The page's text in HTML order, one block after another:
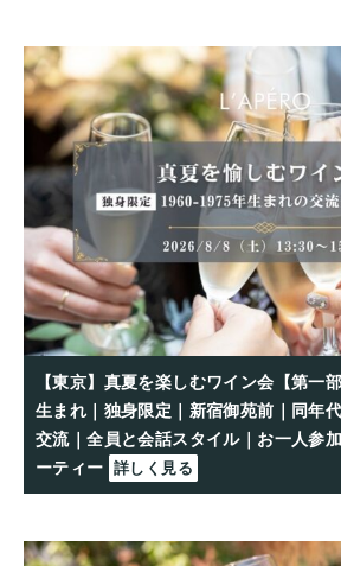
【東京】真夏を楽しむワイン会【第一
生まれ｜独身限定｜新宿御苑前｜同年
交流｜全員と会話スタイル｜お一人参
ーティー 詳しく見る